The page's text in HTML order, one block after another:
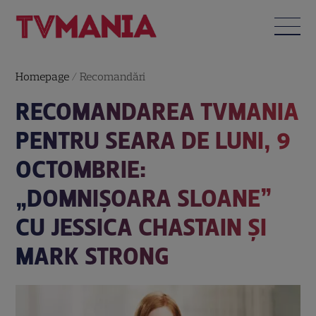
Homepage /Recomandări
RECOMANDAREA TVMANIA
PENTRU SEARA DE LUNI, 9
OCTOMBRIE:
„DOMNIȘOARA SLOANE”
CU JESSICA CHASTAIN ȘI
MARK STRONG